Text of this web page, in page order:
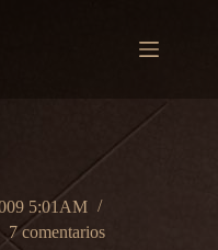
5:01AM
7 comentarios